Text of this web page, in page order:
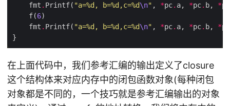
    fmt
. Printf( "a=%d , b=%d ,c=%d\n" , *pc. a, *pc. b, *pc
    f(
6
    fmt
. Printf( "a=%d , b=%d ,c=%d\n" , *pc. a, *pc. b, *pc
在上面代码中，我们参考汇编的输出定义了closure
这个结构体来对应内存中的闭包函数对象(每种闭包
对象都是不同的，一个技巧就是参考汇编输出的对象